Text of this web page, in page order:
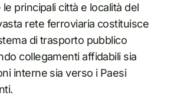
principali città e località del
rete ferroviaria costituisce
di trasporto pubblico
collegamenti affidabili sia
interne sia verso i Paesi